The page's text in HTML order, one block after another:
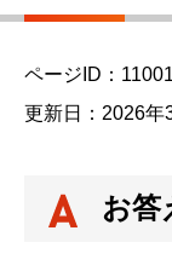
ページID：
更新日：2026年
お答